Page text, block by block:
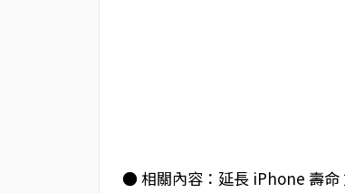
● 相關內容：延長 iPhone 壽命